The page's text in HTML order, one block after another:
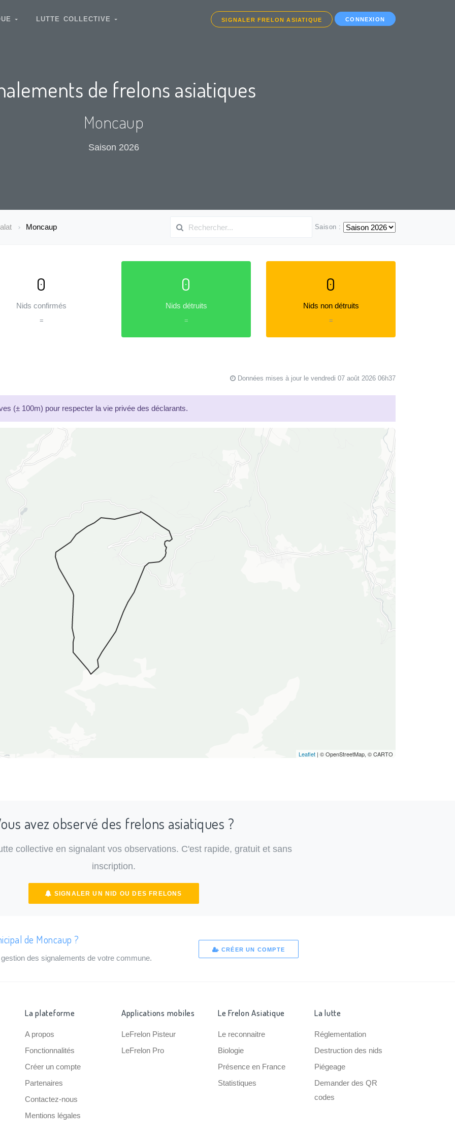
LUTTE COLLECTIVE SIGNALER FRELON ASIATIQUE CONNEXION
de frelons asiatiques
Moncaup
Saison 2026
Moncaup Saison :
0
Nids confirmés
=
0
Nids détruits
=
0
Nids non détruits
=
Données mises à jour le vendredi 07 août 2026 06h37
(± 100m) pour respecter la vie privée des déclarants.
Leaflet | © OpenStreetMap, © CARTO
avez observé des frelons asiatiques ?
collective en signalant vos observations. C'est rapide, gratuit et sans
inscription.
SIGNALER UN NID OU DES FRELONS
de Moncaup ?
des signalements de votre commune.
CRÉER UN COMPTE
La plateforme
A propos
Fonctionnalités
Créer un compte
Partenaires
Contactez-nous
Mentions légales
Applications mobiles
LeFrelon Pisteur
LeFrelon Pro
Le Frelon Asiatique
Le reconnaitre
Biologie
Présence en France
Statistiques
La lutte
Réglementation
Destruction des nids
Piégeage
Demander des QR
codes